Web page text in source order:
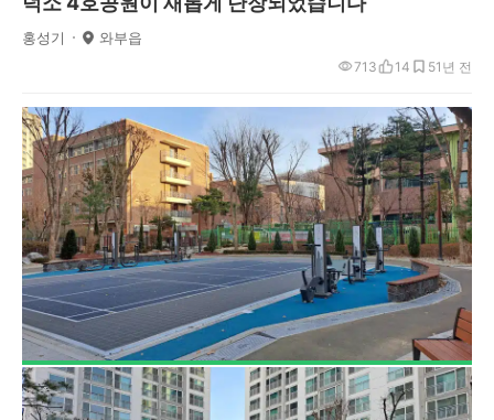
홍성기 와부읍
1년 전
713 14 5